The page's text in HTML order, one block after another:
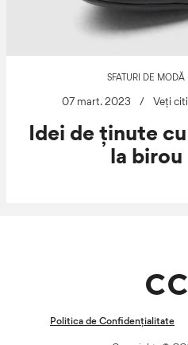
SFATURI DE MODĂ
07 mart. 2023 / Veți
Idei de ținute
la birou
Politica de Confidențialitate